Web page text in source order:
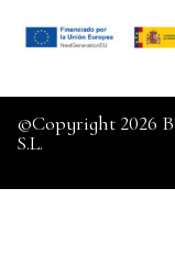
©Copyright 2026
S.L.